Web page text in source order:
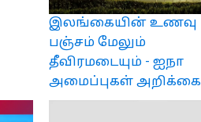
இலங்கையின் உணவு
பஞ்சம் மேலும்
தீவிரமடையும் - ஐநா
அமைப்புகள் அறிக்கை